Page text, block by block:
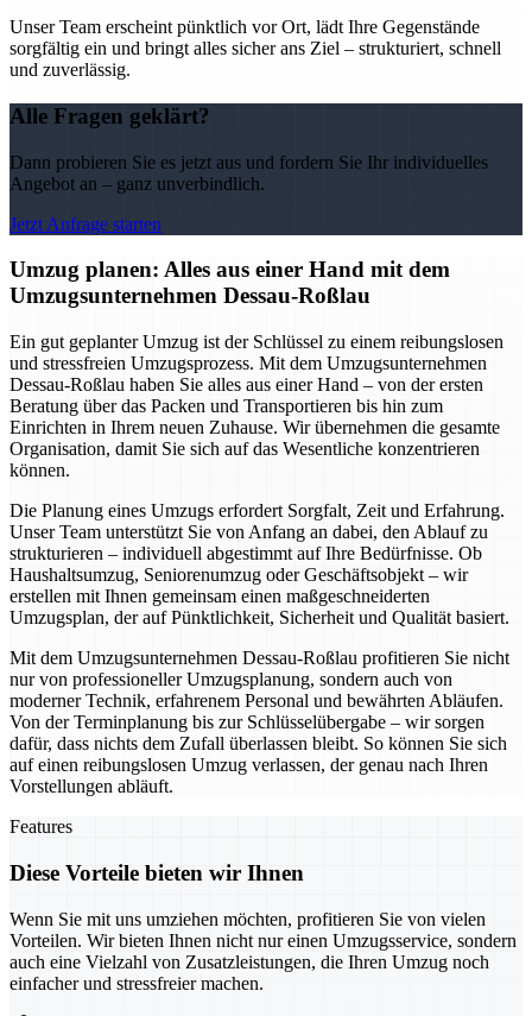
Unser Team erscheint pünktlich vor Ort, lädt Ihre Gegenstände
sorgfältig ein und bringt alles sicher ans Ziel – strukturiert, schnell
und zuverlässig.
Alle Fragen geklärt?
Dann probieren Sie es jetzt aus und fordern Sie Ihr individuelles
Angebot an – ganz unverbindlich.
Jetzt Anfrage starten
Umzug planen: Alles aus einer Hand mit dem
Umzugsunternehmen Dessau-Roßlau
Ein gut geplanter Umzug ist der Schlüssel zu einem reibungslosen
und stressfreien Umzugsprozess. Mit dem Umzugsunternehmen
Dessau-Roßlau haben Sie alles aus einer Hand – von der ersten
Beratung über das Packen und Transportieren bis hin zum
Einrichten in Ihrem neuen Zuhause. Wir übernehmen die gesamte
Organisation, damit Sie sich auf das Wesentliche konzentrieren
können.
Die Planung eines Umzugs erfordert Sorgfalt, Zeit und Erfahrung.
Unser Team unterstützt Sie von Anfang an dabei, den Ablauf zu
strukturieren – individuell abgestimmt auf Ihre Bedürfnisse. Ob
Haushaltsumzug, Seniorenumzug oder Geschäftsobjekt – wir
erstellen mit Ihnen gemeinsam einen maßgeschneiderten
Umzugsplan, der auf Pünktlichkeit, Sicherheit und Qualität basiert.
Mit dem Umzugsunternehmen Dessau-Roßlau profitieren Sie nicht
nur von professioneller Umzugsplanung, sondern auch von
moderner Technik, erfahrenem Personal und bewährten Abläufen.
Von der Terminplanung bis zur Schlüsselübergabe – wir sorgen
dafür, dass nichts dem Zufall überlassen bleibt. So können Sie sich
auf einen reibungslosen Umzug verlassen, der genau nach Ihren
Vorstellungen abläuft.
Features
Diese Vorteile bieten wir Ihnen
Wenn Sie mit uns umziehen möchten, profitieren Sie von vielen
Vorteilen. Wir bieten Ihnen nicht nur einen Umzugsservice, sondern
auch eine Vielzahl von Zusatzleistungen, die Ihren Umzug noch
einfacher und stressfreier machen.